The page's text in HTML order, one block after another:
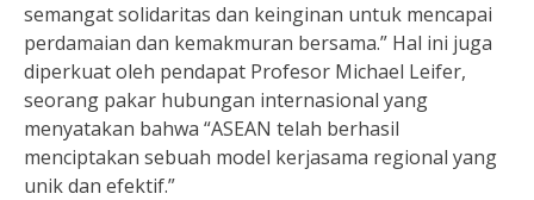
semangat solidaritas dan keinginan untuk mencapai
perdamaian dan kemakmuran bersama.” Hal ini juga
diperkuat oleh pendapat Profesor Michael Leifer,
seorang pakar hubungan internasional yang
menyatakan bahwa “ASEAN telah berhasil
menciptakan sebuah model kerjasama regional yang
unik dan efektif.”